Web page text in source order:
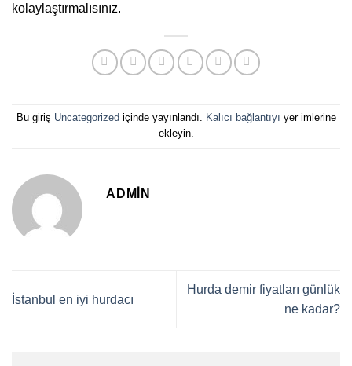
kolaylaştırmalısınız.
Bu giriş Uncategorized içinde yayınlandı. Kalıcı bağlantıyı yer imlerine
ekleyin.
ADMIN
İstanbul en iyi hurdacı
Hurda demir fiyatları günlük
ne kadar?